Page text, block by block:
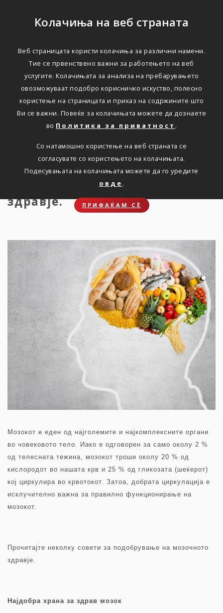
Колачиња на веб страната
Веб страницата користи колачиња за различни намени.
Тие се првенствено важни за работењето на веб
услугите. Колачињата за анализа на пребарувањето
овозможуваат подобро корисничко искуство, полесно
користење на страницата и приказ на содржините што
Ви се важни. Повеќе за колачињата можете да дознаете
во Политика за приватност .
Со натамошно користење на веб страната се
согласувате со користењето на колачињата.
Подесувањата на колачињата можете да го уредите
овде .
ПРИФАЌАМ СЀ
Совети за подобро
мозочно здравје
Дома Новости
СОВЕТИ ЗА ПОДОБРУВАЊЕ НА
МОЗОЧНОТО ЗДРАВЈЕ
Прочитајте неколку совети за
подобрување на мозочното
здравје.
Мозокот е еден од најголемите и најкомплексните органи
во човековото тело. Иако е одговорен за само околу 2 %
од телесната тежина, мозокот троши околу 20 % од
кислородот во нашата крв и 25 % од гликозата (шеќерот)
кој циркулира во крвотокот. Затоа, добрата циркулација е
исклучително важна за правилно функционирање на
мозокот.
Прочитајте неколку совети за подобрување на мозочното
здравје.
Најдобра храна за здрав мозок